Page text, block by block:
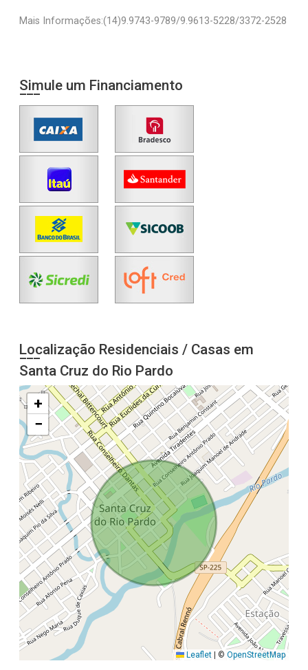
Mais Informações:(14)9.9743-9789/9.9613-5228/3372-2528
Simule um Financiamento
Localização Residenciais / Casas em
Santa Cruz do Rio Pardo
+
−
Leaflet © OpenStreetMap